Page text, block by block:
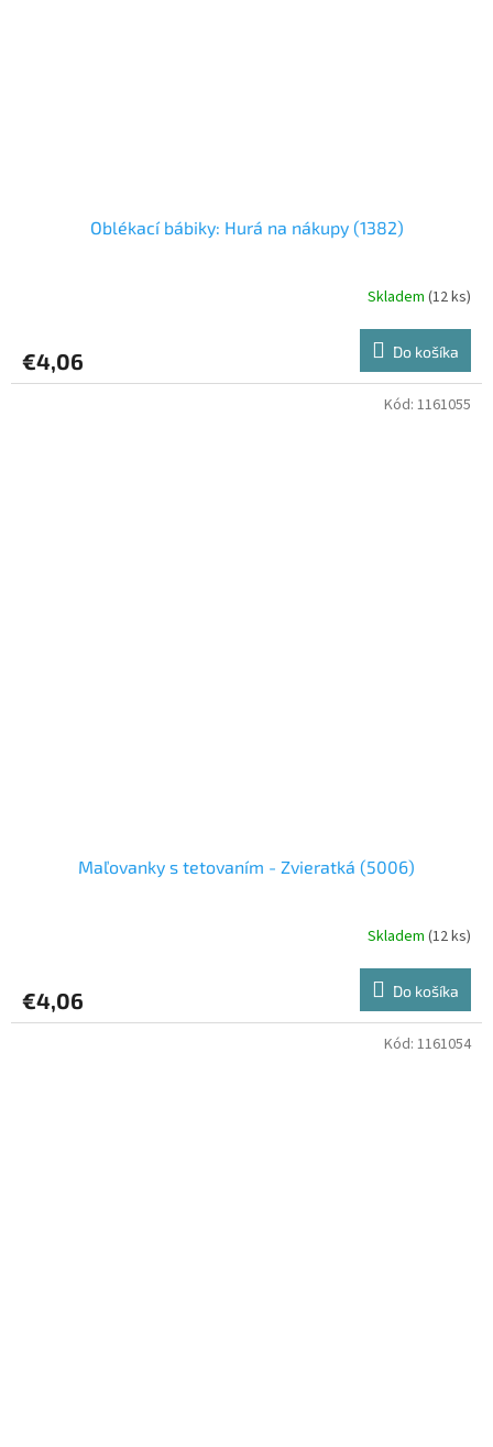
Oblékací bábiky: Hurá na nákupy (1382)
Skladem (12 ks)
€4,06 Do košíka
Maľovanky s tetovaním - Zvieratká (5006)
Skladem (12 ks)
€4,06 Do košíka
Kód: 1161055
Kód: 1161054